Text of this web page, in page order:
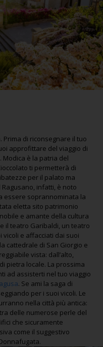
di riconsegnare il tuo
approfittare del viaggio di
è la patria del
ti permetterà di
per il palato ma
infatti, è noto
essere soprannominata la
eletta sito patrimonio
e amante della cultura
il teatro Garibaldi, un teatro
e affacciati dai suoi
cattedrale di San Giorgio e
vista: dall’alto,
pietra locale. La prossima
ad assisterti nel tuo viaggio
. Se ami la saga di
per i suoi vicoli. Le
nella città più antica:
delle numerose perle del
che sicuramente
come il suggestivo